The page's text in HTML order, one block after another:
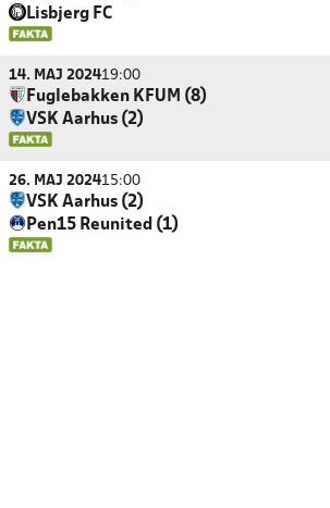
Lisbjerg FC
14. MAJ 202419:00
Fuglebakken KFUM (8)
VSK Aarhus (2)
26. MAJ 202415:00
VSK Aarhus (2)
Pen15 Reunited (1)